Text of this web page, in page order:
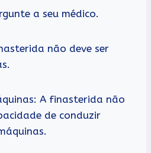
a seu médico.
não deve ser
A finasterida não
de conduzir